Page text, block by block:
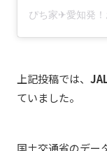
上記投稿では、
ていました。
国土交通省のデー